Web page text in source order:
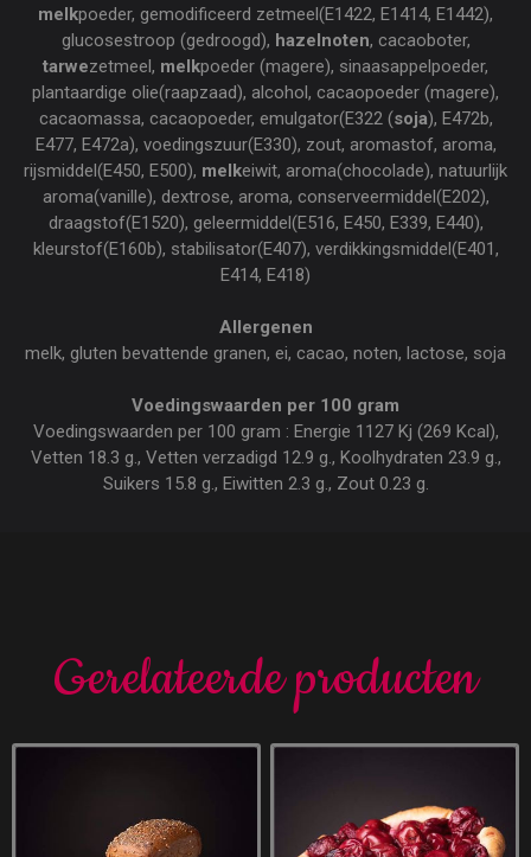
melkpoeder, gemodificeerd zetmeel(E1422, E1414, E1442),
glucosestroop (gedroogd), hazelnoten, cacaoboter,
tarwezetmeel, melkpoeder (magere), sinaasappelpoeder,
plantaardige olie(raapzaad), alcohol, cacaopoeder (magere),
cacaomassa, cacaopoeder, emulgator(E322 (soja), E472b,
E477, E472a), voedingszuur(E330), zout, aromastof, aroma,
rijsmiddel(E450, E500), melkeiwit, aroma(chocolade), natuurlijk
aroma(vanille), dextrose, aroma, conserveermiddel(E202),
draagstof(E1520), geleermiddel(E516, E450, E339, E440),
kleurstof(E160b), stabilisator(E407), verdikkingsmiddel(E401,
E414, E418)
Allergenen
melk, gluten bevattende granen, ei, cacao, noten, lactose, soja
Voedingswaarden per 100 gram
Voedingswaarden per 100 gram : Energie 1127 Kj (269 Kcal),
Vetten 18.3 g., Vetten verzadigd 12.9 g., Koolhydraten 23.9 g.,
Suikers 15.8 g., Eiwitten 2.3 g., Zout 0.23 g.
Gerelateerde producten